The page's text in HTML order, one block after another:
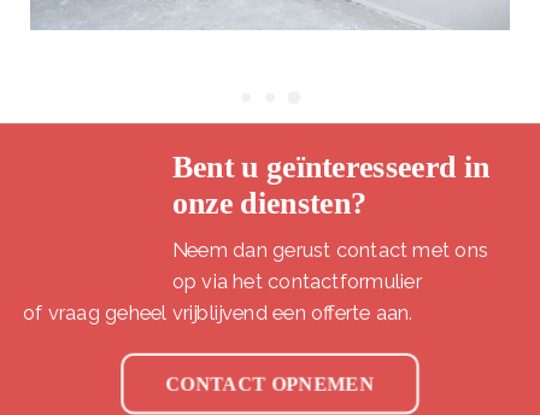
Bent u geïnteresseerd in
onze diensten?
Neem dan gerust contact met ons
op via het contactformulier
of vraag geheel vrijblijvend een offerte aan.
CONTACT OPNEMEN